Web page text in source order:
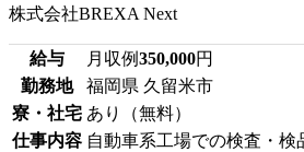
株式会社BREXA Next
給与 月収例350,000円
勤務地
福岡県 久留米市
寮・社宅 あり（無料）
仕事内容 自動車系工場での検査・検